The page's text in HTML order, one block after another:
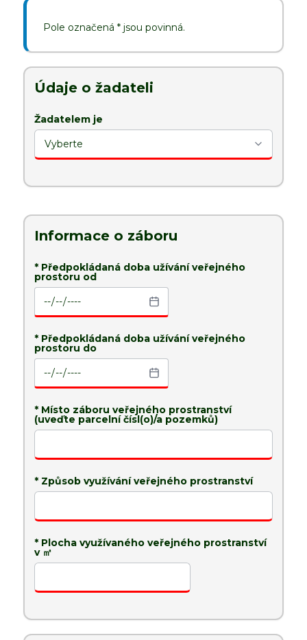
Pole označená * jsou povinná.
Údaje o žadateli
Žadatelem je
* Telefon
Datová schránka
* Telefon
* Datová schránka
Informace o záboru
* Předpokládaná doba užívání veřejného
prostoru od
* Předpokládaná doba užívání veřejného
prostoru do
* Místo záboru veřejného prostranství
(uveďte parcelní čísl(o)/a pozemků)
* Způsob využívání veřejného prostranství
* Plocha využívaného veřejného prostranství
v ㎡